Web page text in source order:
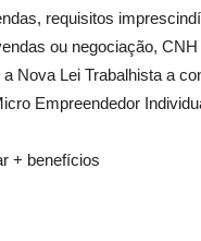
requisitos
ou negociação,
Nova Lei Trabalhista a
Empreendedor
+ benefícios